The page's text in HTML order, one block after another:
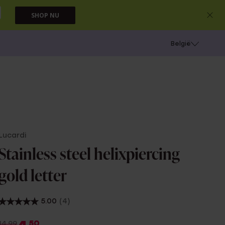
SHOP NU
België
steel helixpiercing
letter
5.00 (4)